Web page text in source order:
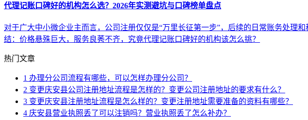
代理记账口碑好的机构怎么选？2026年实测避坑与口碑榜单盘点
对于广大中小微企业主而言，公司注册仅仅是“万里长征第一步”，后续的日常账务处理
结：价格悬殊巨大，服务良莠不齐，究竟代理记账口碑好的机构该怎么挑？
热门文章
1 办理分公司流程有哪些，可以怎样办理分公司？
2 变更庆安县公司注册地址流程是怎样的？变更公司注册地址的要求有什么？
3 变更庆安县注册地址流程是怎么样的？变更注册地址需要准备的资料有哪些？
4 庆安县营业执照丢了可以注销吗？营业执照丢了怎么补办？